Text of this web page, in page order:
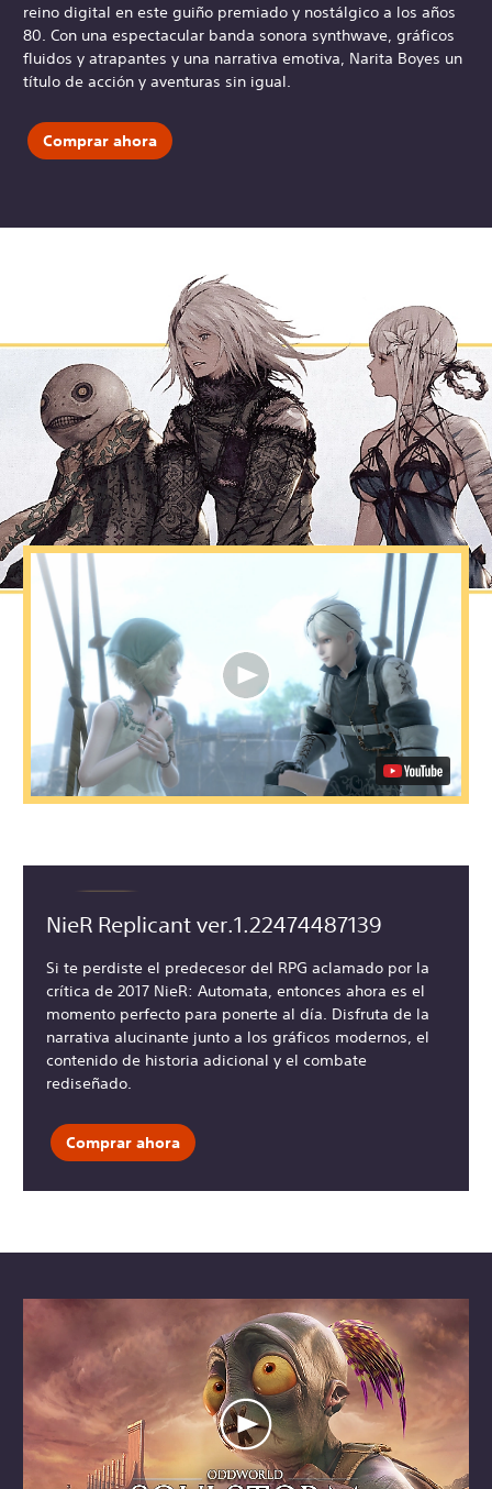
reino digital en este guiño premiado y nostálgico a los años
80. Con una espectacular banda sonora synthwave, gráficos
fluidos y atrapantes y una narrativa emotiva, Narita Boyes un
título de acción y aventuras sin igual.
Comprar ahora
NieR Replicant ver.1.22474487139
Si te perdiste el predecesor del RPG aclamado por la
crítica de 2017 NieR: Automata, entonces ahora es el
momento perfecto para ponerte al día. Disfruta de la
narrativa alucinante junto a los gráficos modernos, el
contenido de historia adicional y el combate
rediseñado.
Comprar ahora